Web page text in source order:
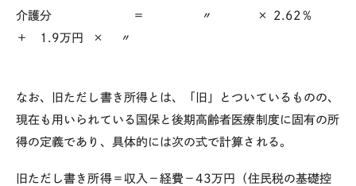
介護分 ＝ 〃 × 2.62 ％
＋
1.9万円 × 〃
なお、旧ただし書き所得とは、「旧」とついているものの、
現在も用いられている国保と後期高齢者医療制度に固有の所
得の定義であり、具体的には次の式で計算される。
旧ただし書き所得＝収入－経費－43万円（住民税の基礎控